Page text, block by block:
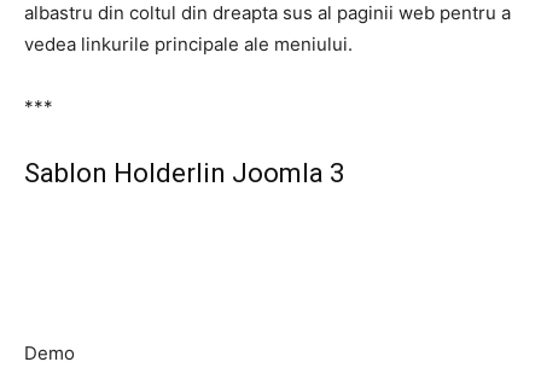
albastru din coltul din dreapta sus al paginii web pentru a
vedea linkurile principale ale meniului.
***
Sablon Holderlin Joomla 3
Demo